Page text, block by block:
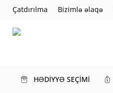
Çatdırılma Bizimlə əlaqə
HƏDİYYƏ SEÇİMİ